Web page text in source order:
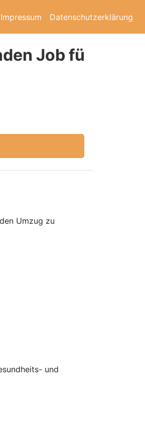
Impressum Datenschutzerklärung
Job fü
Umzug zu
und